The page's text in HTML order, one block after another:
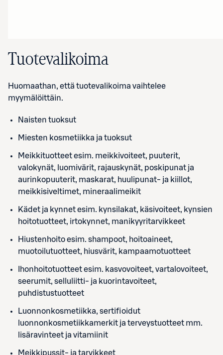
Tuotevalikoima
Huomaathan, että tuotevalikoima vaihtelee
myymälöittäin.
Naisten tuoksut
Miesten kosmetiikka ja tuoksut
Meikkituotteet esim. meikkivoiteet, puuterit,
valokynät, luomivärit, rajauskynät, poskipunat ja
aurinkopuuterit, maskarat, huulipunat- ja kiillot,
meikkisiveltimet, mineraalimeikit
Kädet ja kynnet esim. kynsilakat, käsivoiteet, kynsien
hoitotuotteet, irtokynnet, manikyyritarvikkeet
Hiustenhoito esim. shampoot, hoitoaineet,
muotoilutuotteet, hiusvärit, kampaamotuotteet
Ihonhoitotuotteet esim. kasvovoiteet, vartalovoiteet,
seerumit, selluliitti- ja kuorintavoiteet,
puhdistustuotteet
Luonnonkosmetiikka, sertifioidut
luonnonkosmetiikkamerkit ja terveystuotteet mm.
lisäravinteet ja vitamiinit
Meikkipussit- ja tarvikkeet